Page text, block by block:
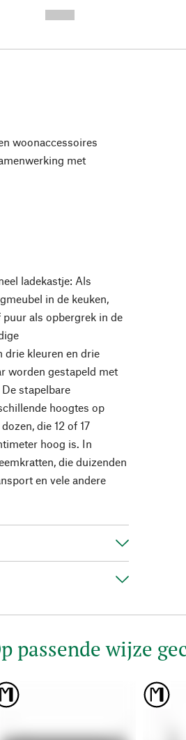
woonaccessoires
met
ladekastje: Als
in de keuken,
als opbergrek in de
drie kleuren en drie
worden gestapeld met
stapelbare
hoogtes op
die 12 of 17
hoog is. In
die duizenden
en vele andere
passende wijze